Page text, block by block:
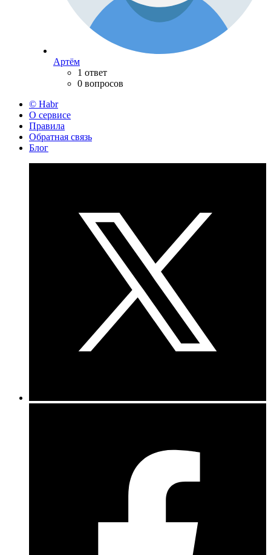
Артём
1 ответ
0 вопросов
© Habr
О сервисе
Правила
Обратная связь
Блог